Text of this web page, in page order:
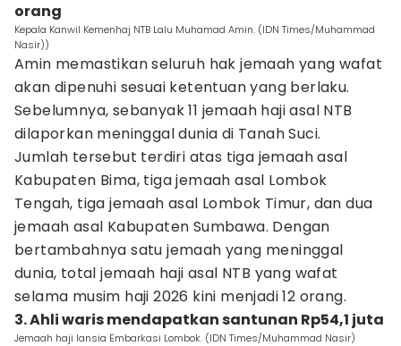
orang
Kepala Kanwil Kemenhaj NTB Lalu Muhamad Amin. (IDN Times/Muhammad
Nasir))
Amin memastikan seluruh hak jemaah yang wafat
akan dipenuhi sesuai ketentuan yang berlaku.
Sebelumnya, sebanyak 11 jemaah haji asal NTB
dilaporkan meninggal dunia di Tanah Suci.
Jumlah tersebut terdiri atas tiga jemaah asal
Kabupaten Bima, tiga jemaah asal Lombok
Tengah, tiga jemaah asal Lombok Timur, dan dua
jemaah asal Kabupaten Sumbawa. Dengan
bertambahnya satu jemaah yang meninggal
dunia, total jemaah haji asal NTB yang wafat
selama musim haji 2026 kini menjadi 12 orang.
3. Ahli waris mendapatkan santunan Rp54,1 juta
Jemaah haji lansia Embarkasi Lombok. (IDN Times/Muhammad Nasir)